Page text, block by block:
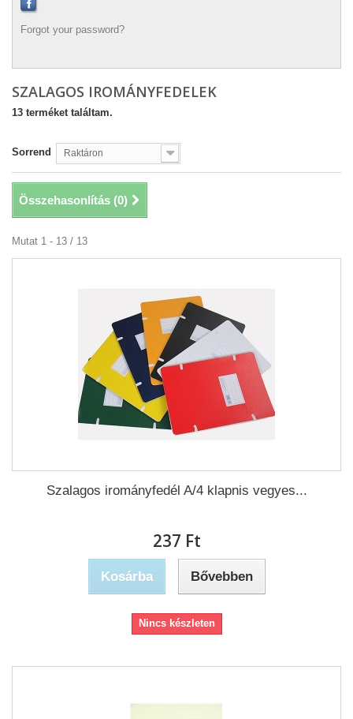
Forgot your password?
SZALAGOS IROMÁNYFEDELEK
13 terméket találtam.
Sorrend Raktáron
Összehasonlítás (0)
Mutat 1 - 13 / 13
Szalagos irományfedél A/4 klapnis vegyes...
237 Ft‎
Kosárba Bővebben
Nincs készleten